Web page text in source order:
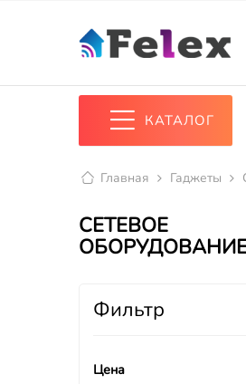
КАТАЛОГ
Главная Гаджеты
СЕТЕВОЕ
Фильтр
Цена